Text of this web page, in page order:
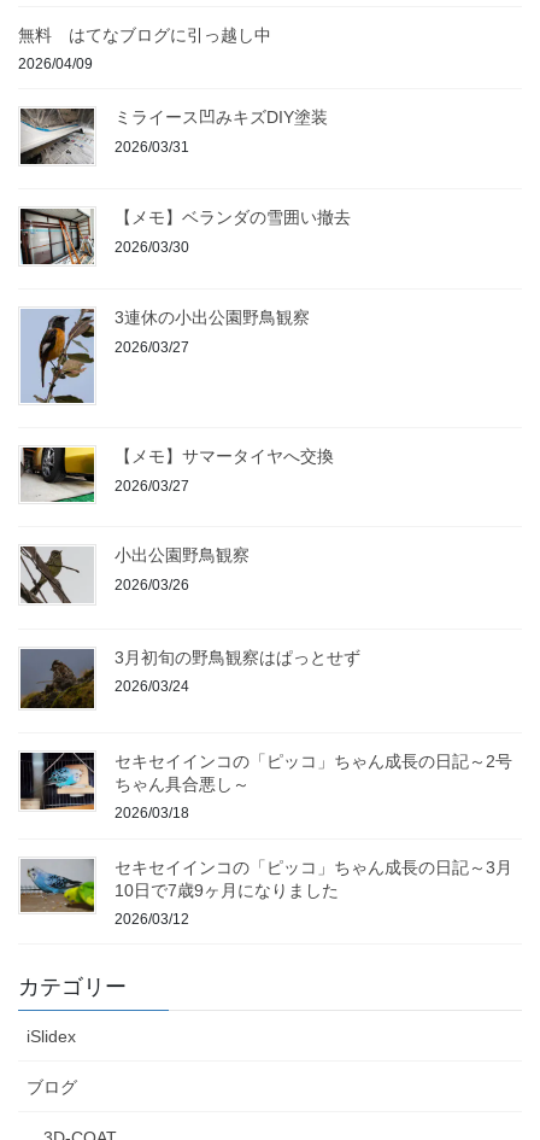
無料 はてなブログに引っ越し中
2026/04/09
ミライース凹みキズDIY塗装
2026/03/31
【メモ】ベランダの雪囲い撤去
2026/03/30
3連休の小出公園野鳥観察
2026/03/27
【メモ】サマータイヤへ交換
2026/03/27
小出公園野鳥観察
2026/03/26
3月初旬の野鳥観察はぱっとせず
2026/03/24
セキセイインコの「ピッコ」ちゃん成長の日記～2号
ちゃん具合悪し～
2026/03/18
セキセイインコの「ピッコ」ちゃん成長の日記～3月
10日で7歳9ヶ月になりました
2026/03/12
カテゴリー
iSlidex
ブログ